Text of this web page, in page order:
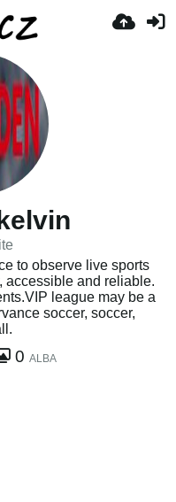
to observe live sports
accessible and reliable.
league may be a
soccer, soccer,
0 ALBA